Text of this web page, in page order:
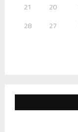
20
21
27
28